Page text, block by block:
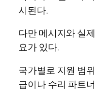
시된다.
다만 메시지와 실
요가 있다.
국가별로 지원 범
급이나 수리 파트